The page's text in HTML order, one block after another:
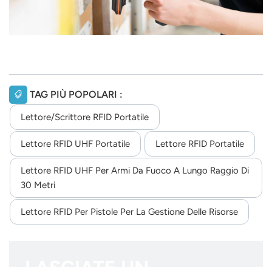
TAG PIÙ POPOLARI :
Lettore/scrittore RFID Portatile
Lettore RFID UHF Portatile Lettore RFID Portatile
Lettore RFID UHF Per Armi Da Fuoco A Lungo Raggio Di
30 Metri
Lettore RFID Per Pistole Per La Gestione Delle Risorse